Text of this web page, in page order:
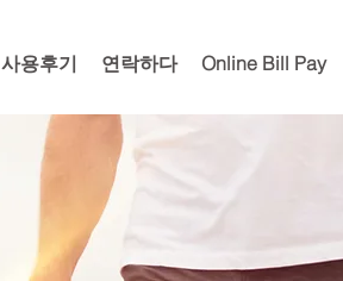
사용후기 연락하다 Online Bill Pay